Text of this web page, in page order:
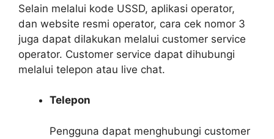
Selain melalui kode USSD, aplikasi operator,
dan website resmi operator, cara cek nomor 3
juga dapat dilakukan melalui customer service
operator. Customer service dapat dihubungi
melalui telepon atau live chat.
Telepon
Pengguna dapat menghubungi customer